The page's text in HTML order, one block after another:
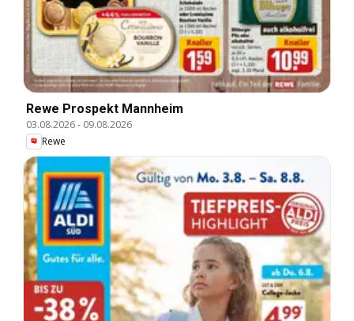
Rewe Prospekt Mannheim
03.08.2026- 09.08.2026
Rewe